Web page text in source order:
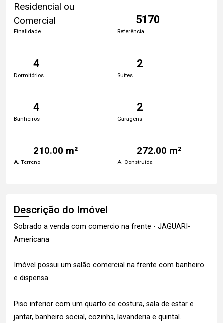
Residencial ou
Comercial
Finalidade
5170
Referência
4
Dormitórios
2
Suítes
4
Banheiros
2
Garagens
210.00 m²
A. Terreno
272.00 m²
A. Construída
Descrição do Imóvel
Sobrado a venda com comercio na frente - JAGUARI-
Americana
Imóvel possui um salão comercial na frente com banheiro
e dispensa.
Piso inferior com um quarto de costura, sala de estar e
jantar, banheiro social, cozinha, lavanderia e quintal.